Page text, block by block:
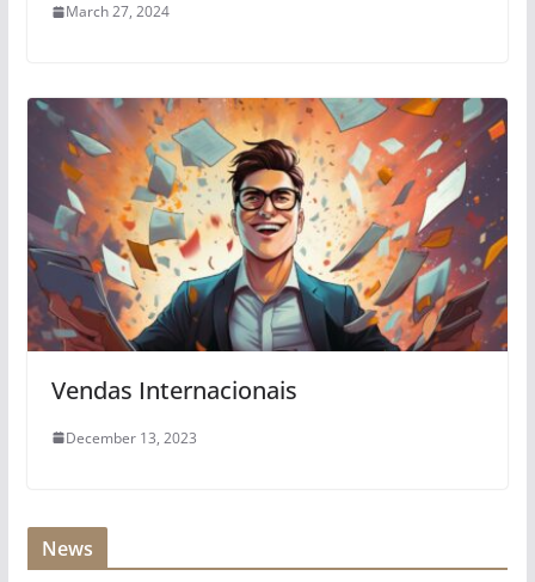
March 27, 2024
Vendas Internacionais
December 13, 2023
News